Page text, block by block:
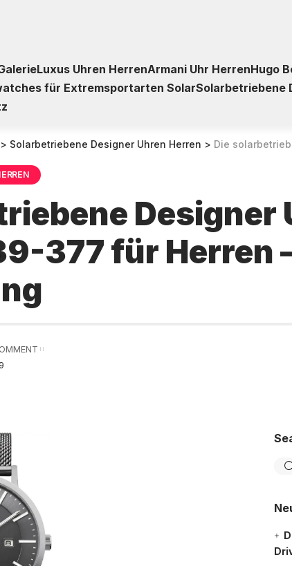
Luxus Uhren HerrenArmani Uhr HerrenHugo
für Extremsportarten SolarSolarbetriebene
> Solarbetriebene Designer Uhren Herren > Die solarbetriebene Designer Uhr
Designer
377 für Herren